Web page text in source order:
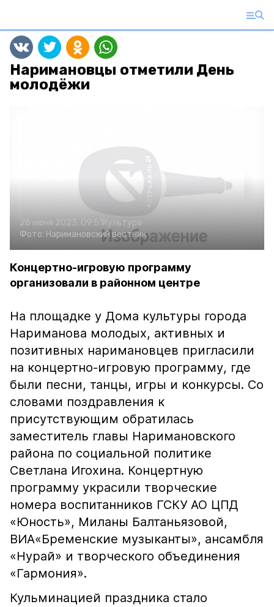
Наримановцы отметили День
молодёжи
26 июня 2023, 09:51 Культура
Фото: Наримановский вестник
Концертно-игровую программу
организовали в районном центре
На площадке у Дома культуры города
Нариманова молодых, активных и
позитивных наримановцев пригласили
на концертно-игровую программу, где
были песни, танцы, игры и конкурсы. Со
словами поздравления к
присутствующим обратилась
заместитель главы Наримановского
района по социальной политике
Светлана Игохина. Концертную
программу украсили творческие
номера воспитанников ГСКУ АО ЦПД
«Юность», Миланы Балтаньязовой,
ВИА«Бременские музыканты», ансамбля
«Нурай» и творческого объединения
«Гармония».
Кульминацией праздника стало